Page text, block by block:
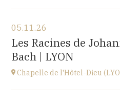
Église réformée Saint-
Rougemont,
route de Flendruz 1, 1659
20H00
Go to site
05.11.26
Les Racines de
Bach | LYON
Chapelle de l'Hôtel-Dieu